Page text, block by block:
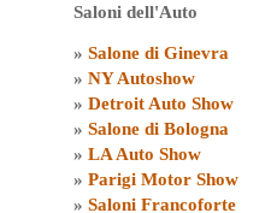
Saloni dell'Auto
» Salone di Ginevra
» NY Autoshow
» Detroit Auto Show
» Salone di Bologna
» LA Auto Show
» Parigi Motor Show
» Saloni Francoforte